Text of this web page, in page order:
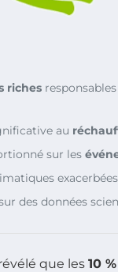
riches
au
sur les
des données
que les 10